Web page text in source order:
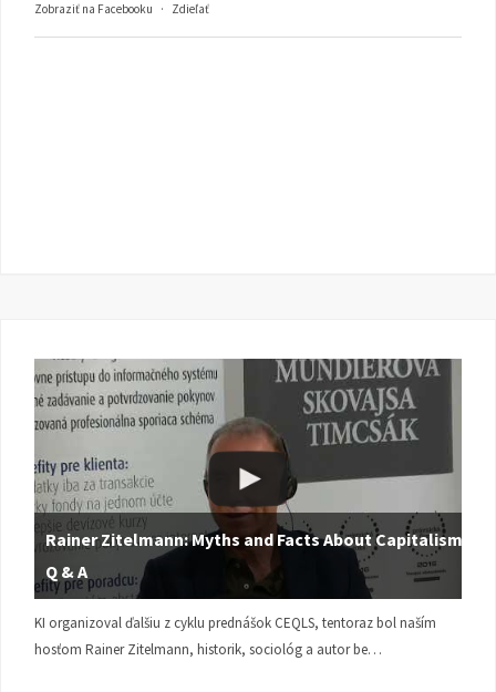
Zobraziť na Facebooku · Zdieľať
Rainer Zitelmann: Myths and Facts About Capitalism |
Q & A
KI organizoval ďalšiu z cyklu prednášok CEQLS, tentoraz bol naším
hosťom Rainer Zitelmann, historik, sociológ a autor be…